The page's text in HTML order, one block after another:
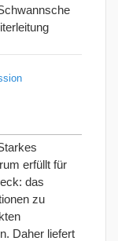
erfüllt für
das
zu
Daher liefert